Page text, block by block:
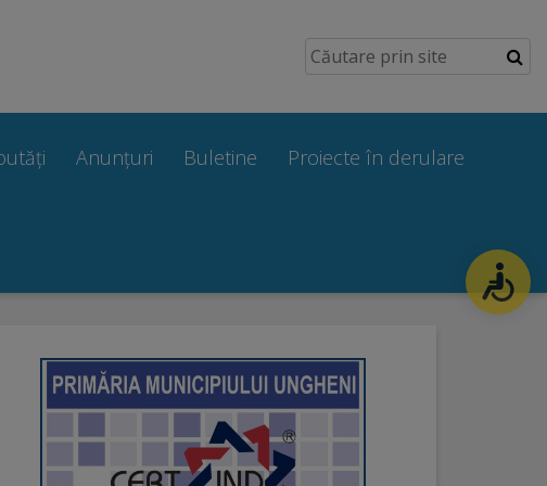
Anunțuri Buletine Proiecte în derulare